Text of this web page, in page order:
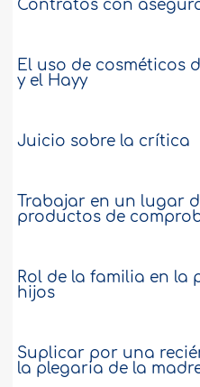
Contratos con
El uso de cosméticos
y el Hayy
Juicio sobre la crítica
Trabajar en un lugar
productos de
Rol de la familia en la
hijos
Suplicar por una
la plegaria de la